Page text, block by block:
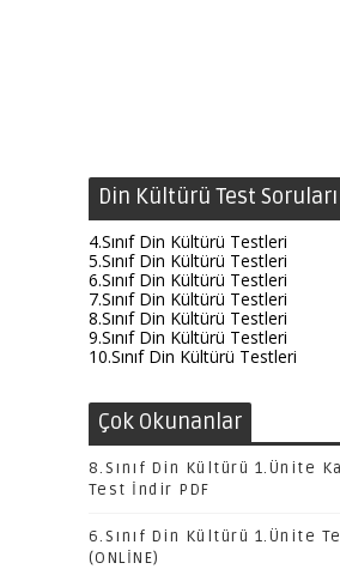
Din Kültürü Test Soruları
4.Sınıf Din Kültürü Testleri
5.Sınıf Din Kültürü Testleri
6.Sınıf Din Kültürü Testleri
7.Sınıf Din Kültürü Testleri
8.Sınıf Din Kültürü Testleri
9.Sınıf Din Kültürü Testleri
10.Sınıf Din Kültürü Testleri
Çok Okunanlar
8.Sınıf Din Kültürü 1.Ünite
Test İndir PDF
6.Sınıf Din Kültürü 1.Ünite
(ONLİNE)